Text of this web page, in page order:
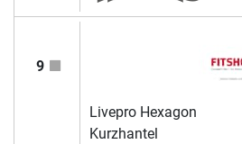
9
Livepro Hexagon
Kurzhantel